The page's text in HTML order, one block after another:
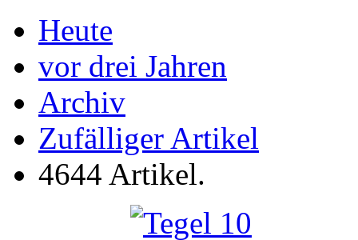
Heute
vor drei Jahren
Archiv
Zufälliger Artikel
4644 Artikel.